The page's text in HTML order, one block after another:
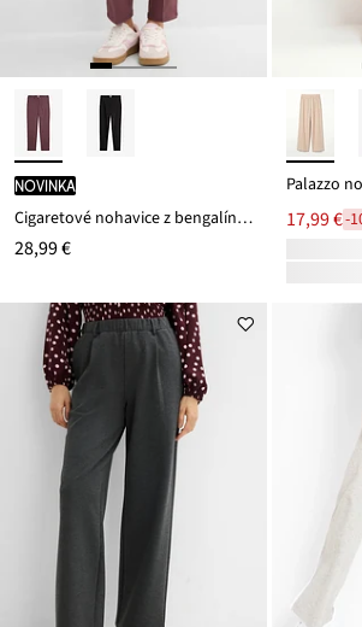
novinka
Cigaretové nohavice z bengalínu, kašírujú brucho
28,99 €
17,99 €-